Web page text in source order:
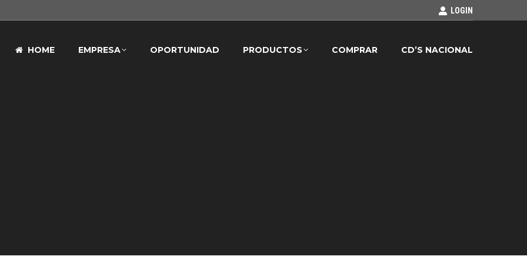
LOGIN
HOME EMPRESA OPORTUNIDAD PRODUCTOS COMPRAR CD’S NACIONAL